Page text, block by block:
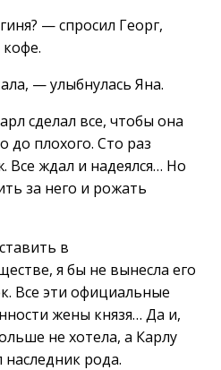
— спросил Георг,
— улыбнулась Яна.
сделал все, чтобы она
до плохого. Сто раз
Все ждал и надеялся… Но
за него и рожать
в
я бы не вынесла его
Все эти официальные
жены князя… Да и,
не хотела, а Карлу
рода.